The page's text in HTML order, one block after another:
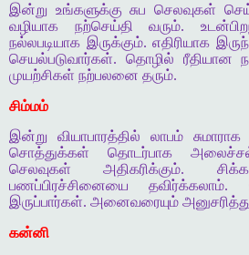
இன்று உங்களுக்கு சுப செலவுகள்
வழியாக நற்செய்தி வரும்.
நல்லபடியாக இருக்கும். எதிரியாக
செயல்படுவார்கள். தொழில் ரீதியான
முயற்சிகள் நற்பலனை தரும்.
சிம்மம்
இன்று வியாபாரத்தில் லாபம்
சொத்துக்கள் தொடர்பாக
செலவுகள் அதிகரிக்கும்.
பணப்பிரச்சினையை
இருப்பார்கள். அனைவரையும்
கன்னி